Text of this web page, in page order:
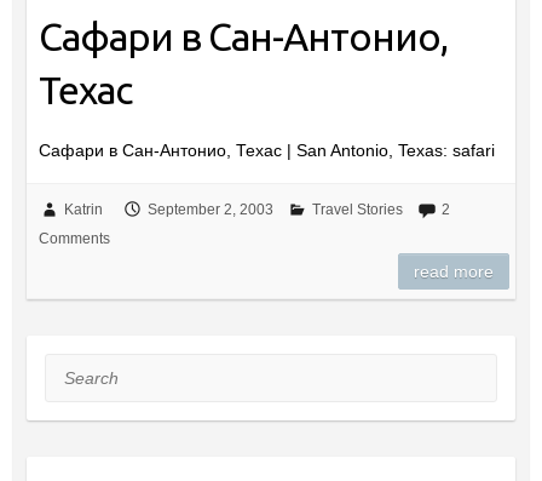
Сафари в Сан-Антонио,
Техас
Сафари в Сан-Антонио, Техас | San Antonio, Texas: safari
Katrin September 2, 2003 Travel Stories
2
Comments
read more
Search